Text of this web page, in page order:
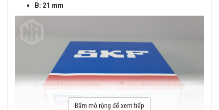
B: 21 mm
Bấm mở rộng để xem tiếp